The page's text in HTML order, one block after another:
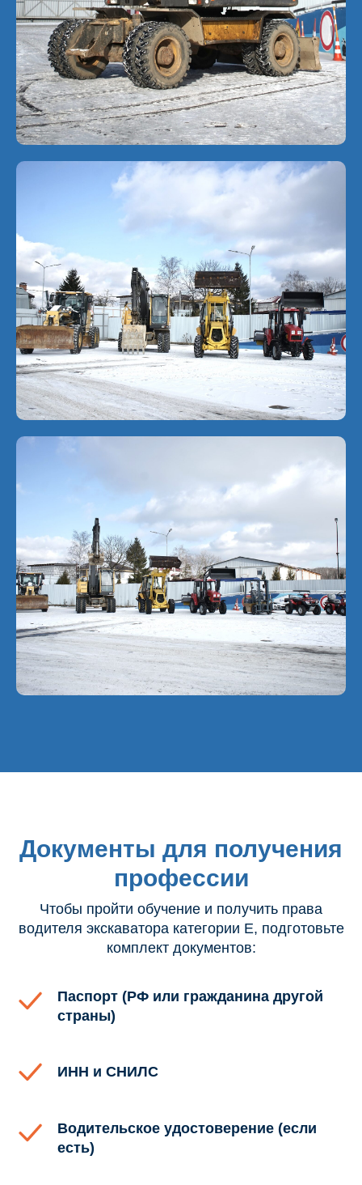
Документы для получения
профессии
Чтобы пройти обучение и получить права
водителя экскаватора категории E, подготовьте
комплект документов:
Паспорт (РФ или гражданина другой
страны)
ИНН и СНИЛС
Водительское удостоверение (если
есть)